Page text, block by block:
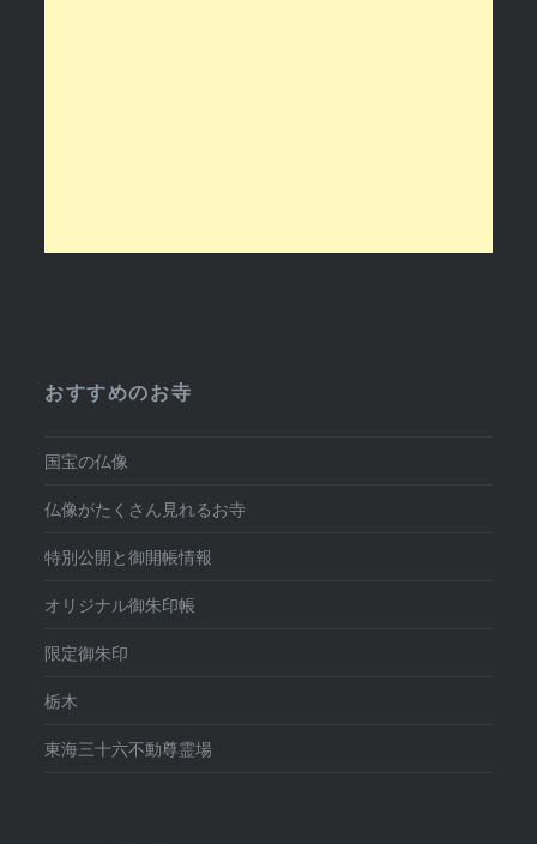
おすすめのお寺
国宝の仏像
仏像がたくさん見れるお寺
特別公開と御開帳情報
オリジナル御朱印帳
限定御朱印
栃木
東海三十六不動尊霊場